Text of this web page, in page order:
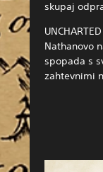
skupaj
Nathanovo
spopada s
zahtevnimi